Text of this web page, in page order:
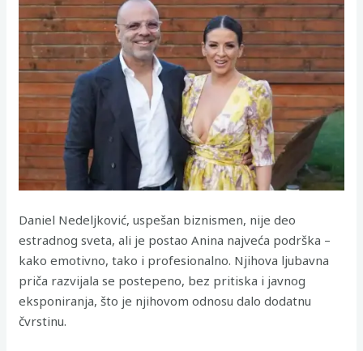
Daniel Nedeljković, uspešan biznismen, nije deo
estradnog sveta, ali je postao Anina najveća podrška –
kako emotivno, tako i profesionalno. Njihova ljubavna
priča razvijala se postepeno, bez pritiska i javnog
eksponiranja, što je njihovom odnosu dalo dodatnu
čvrstinu.